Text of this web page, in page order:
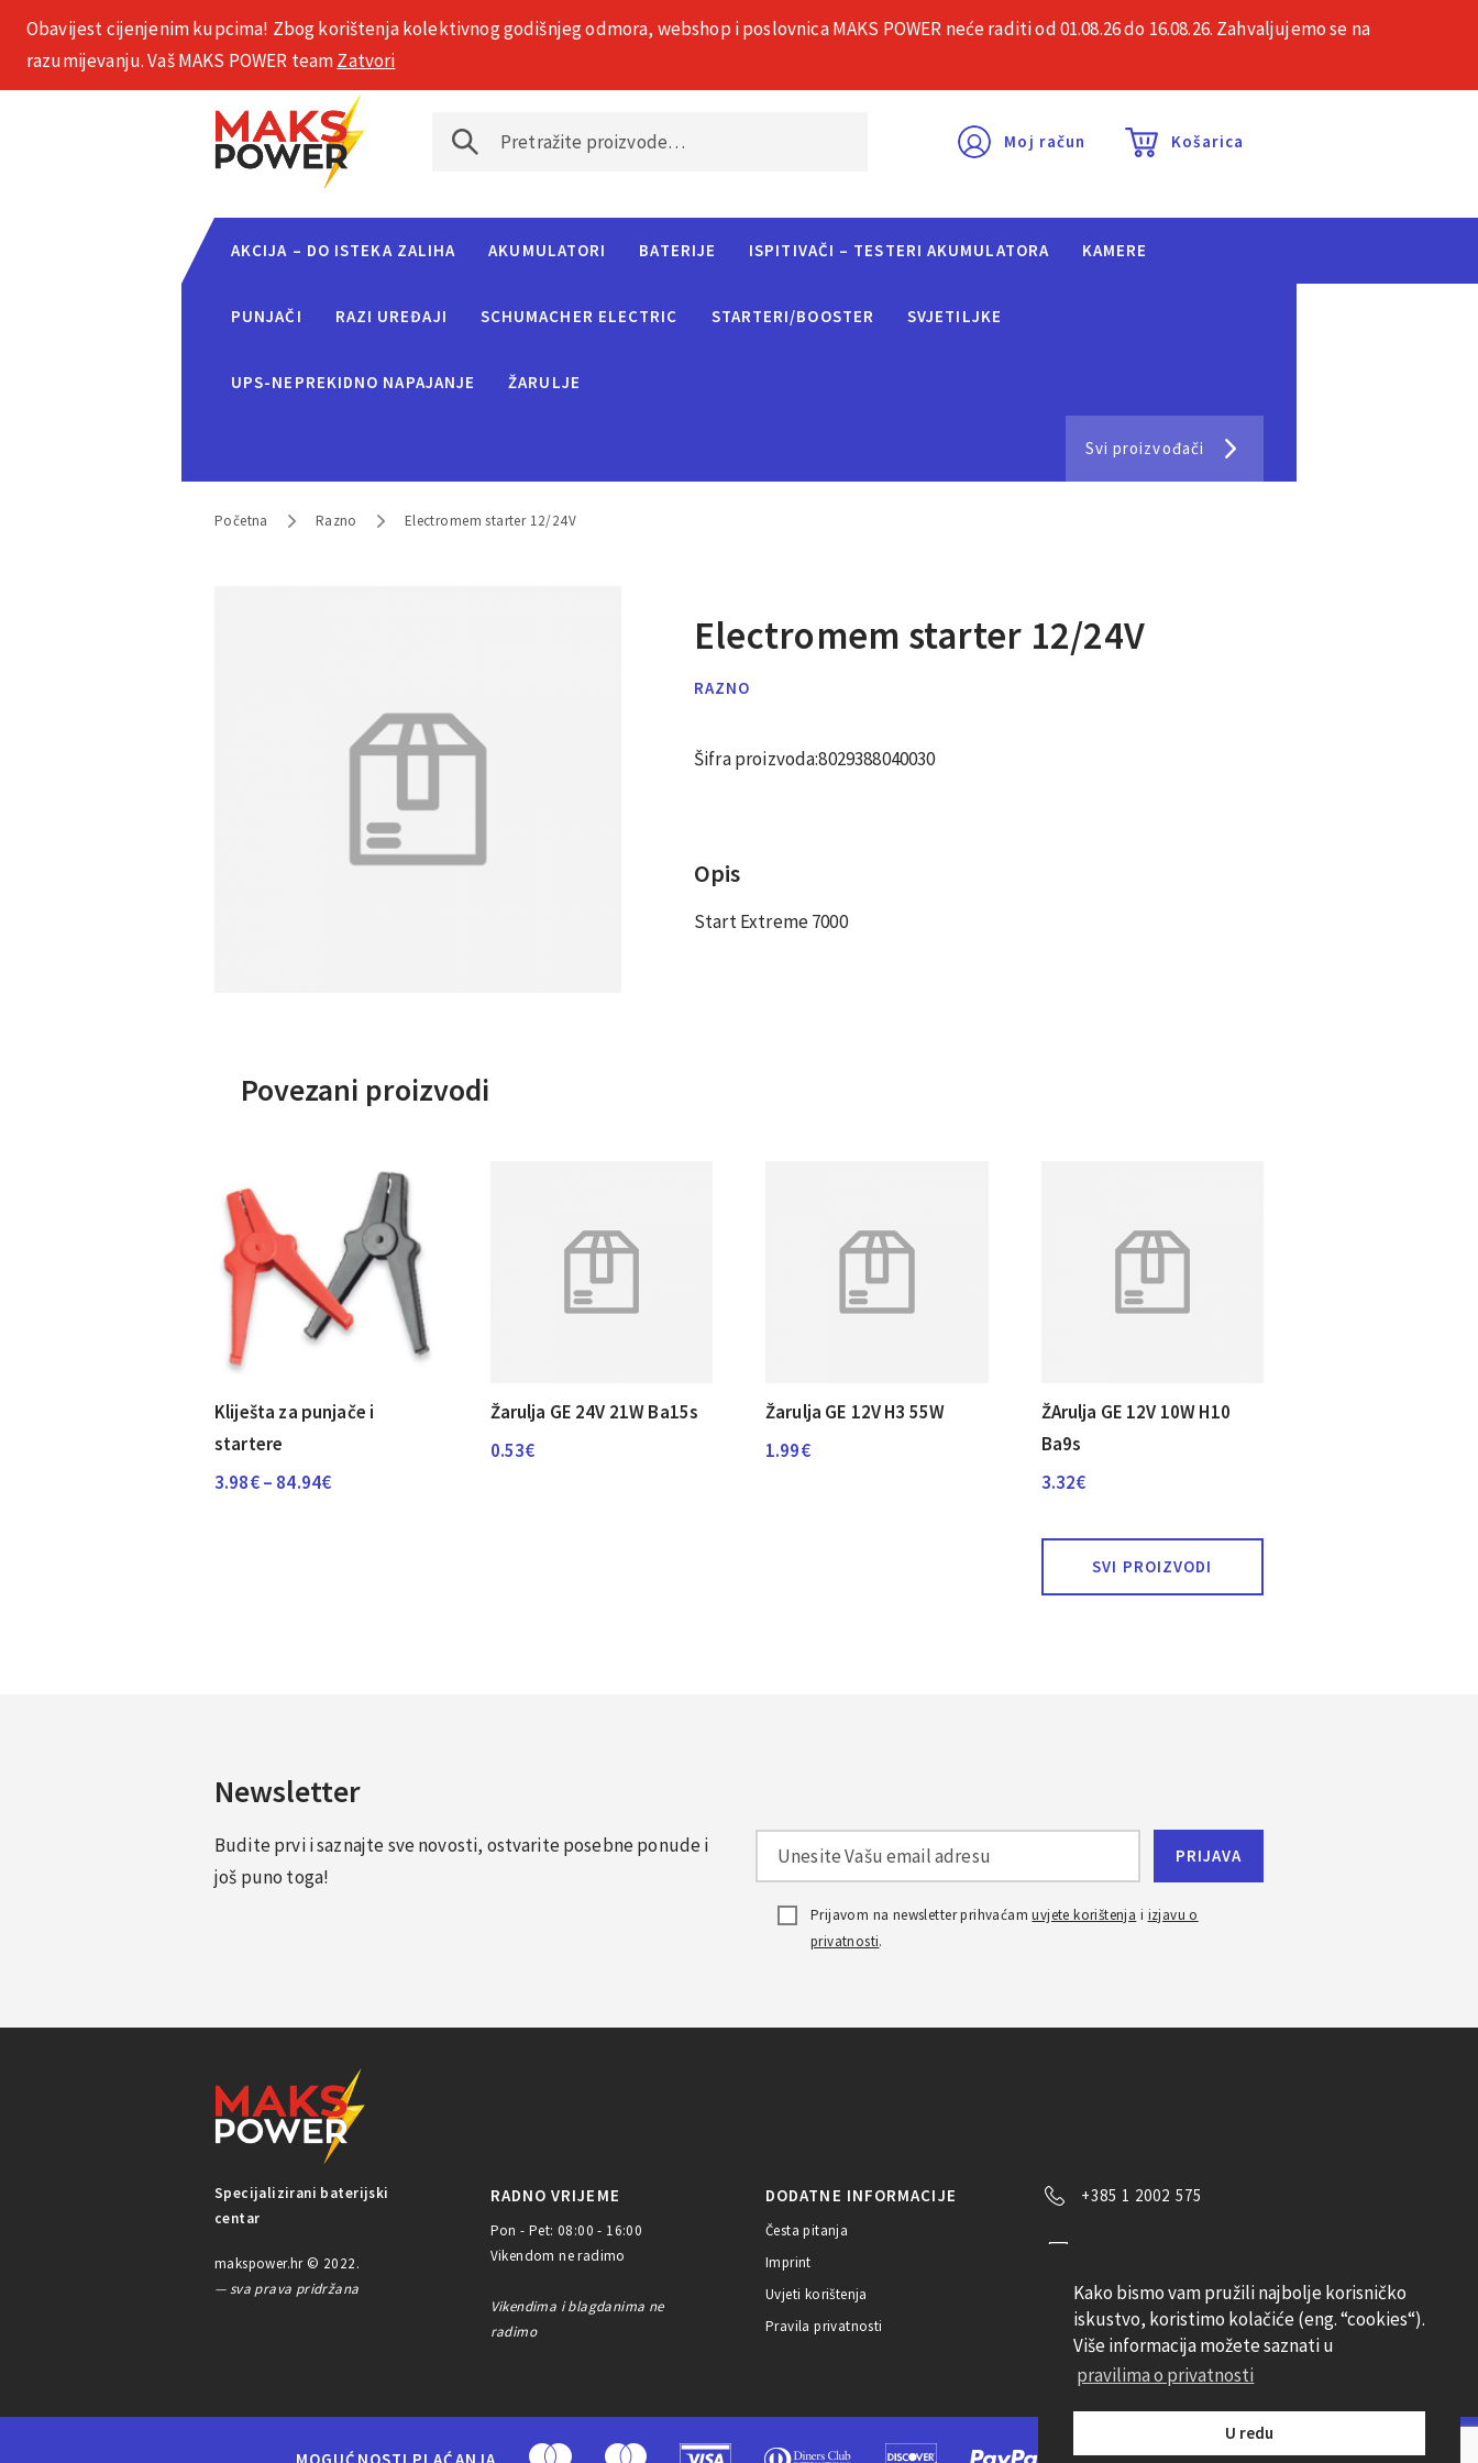
Kako bismo vam pružili najbolje korisničko
iskustvo, koristimo kolačiće (eng. “cookies“).
Više informacija možete saznati u
pravilima o privatnosti
U redu
+385 1 2002 575 O nama Česta pitanja Kontakt
Moj račun Košarica
AKCIJA – DO ISTEKA ZALIHA AKUMULATORI BATERIJE ISPITIVAČI – TESTERI AKUMULATORA KAMERE
PUNJAČI RAZI UREĐAJI SCHUMACHER ELECTRIC STARTERI/BOOSTER SVJETILJKE
UPS-NEPREKIDNO NAPAJANJE ŽARULJE
Svi proizvođači
Početna Razno Electromem starter 12/24V
Electromem starter 12/24V
RAZNO
Šifra proizvoda:8029388040030
Opis
Start Extreme 7000
Povezani proizvodi
Kliješta za punjače i
startere
3.98€– 84.94€Raspon
Žarulja GE 24V 21W Ba15s
0.53€
Žarulja GE 12V H3 55W
1.99€
ŽArulja GE 12V 10W H10
Ba9s
3.32€
SVI PROIZVODI
Newsletter
Budite prvi i saznajte sve novosti, ostvarite posebne ponude i
još puno toga!
Prijavom na newsletter prihvaćamuvjete korištenja i izjavu o
privatnosti.
Specijalizirani baterijski
centar
makspower.hr © 2022.
— sva prava pridržana
RADNO VRIJEME
Pon - Pet: 08:00 - 16:00
Vikendom ne radimo
Vikendima i blagdanima ne
radimo
DODATNE INFORMACIJE
Česta pitanja
Imprint
Uvjeti korištenja
Pravila privatnosti
+385 1 2002 575
Pratite nas
Obavijest cijenjenim kupcima! Zbog korištenja kolektivnog godišnjeg odmora, webshop i poslovnica MAKS POWER neće raditi od 01.08.26 do 16.08.26. Zahvaljujemo se na
razumijevanju. Vaš MAKS POWER teamZatvori